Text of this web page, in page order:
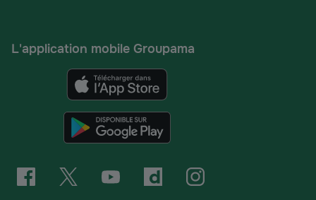
L'application mobile Groupama